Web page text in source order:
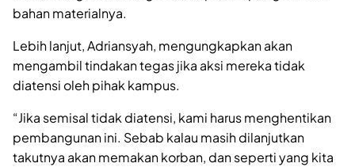
bahan materialnya.
Lebih lanjut, Adriansyah, mengungkapkan akan
mengambil tindakan tegas jika aksi mereka tidak
diatensi oleh pihak kampus.
“Jika semisal tidak diatensi, kami harus menghentikan
pembangunan ini. Sebab kalau masih dilanjutkan
takutnya akan memakan korban, dan seperti yang kita